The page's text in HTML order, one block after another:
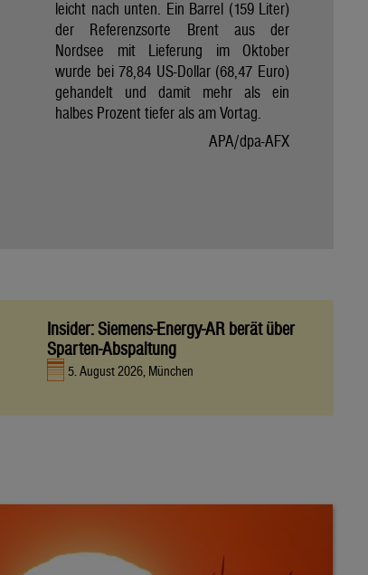
leicht nach unten. Ein Barrel (159 Liter)
der Referenzsorte Brent aus der
Nordsee mit Lieferung im Oktober
wurde bei 78,84 US-Dollar (68,47 Euro)
gehandelt und damit mehr als ein
halbes Prozent tiefer als am Vortag.
APA/dpa-AFX
Insider: Siemens-Energy-AR berät über
Sparten-Abspaltung
5. August 2026, München